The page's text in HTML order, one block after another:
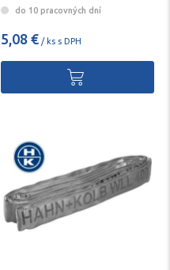
do 10 pracovných dní
5,08 € / ks s DPH